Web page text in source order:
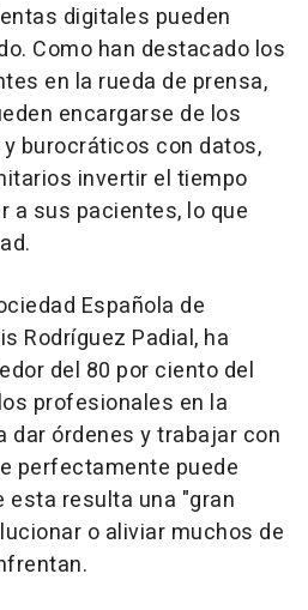
digitales pueden
Como han destacado los
en la rueda de prensa,
encargarse de los
burocráticos con datos,
invertir el tiempo
a sus pacientes, lo que
Española de
Rodríguez Padial, ha
del 80 por ciento del
profesionales en la
dar órdenes y trabajar con
perfectamente puede
esta resulta una "gran
o aliviar muchos de